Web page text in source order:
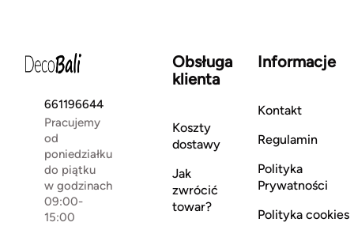
661196644
Pracujemy
od
poniedziałku
do piątku
w godzinach
09:00-
15:00
Obsługa
klienta
Koszty
dostawy
Jak
zwrócić
towar?
Informacje
Kontakt
Regulamin
Polityka
Prywatności
Polityka cookies